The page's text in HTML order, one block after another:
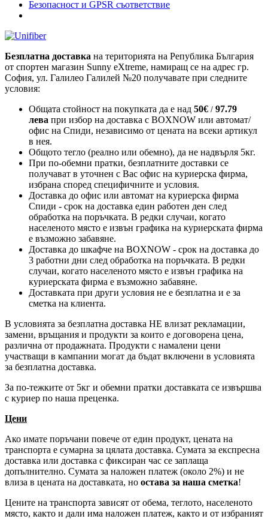
Безопасност и GPSR съответствие
Безплатна доставка на територията на Република България
от спортен магазин Sunny eXtreme, намиращ се на адрес гр.
София, ул. Галилео Галилей №20 получавате при следните
условия:
Общата стойност на покупката да е над 50€ / 97.79
лева при избор на доставка с BOXNOW или автомат/
офис на Спиди, независимо от цената на всеки артикул
в нея.
Общото тегло (реално или обемно), да не надвърля 5кг.
При по-обемни пратки, безплатните доставки се
получават в уточнен с Вас офис на куриерска фирма,
избрана според специфичните и условия.
Доставка до офис или автомат на куриерска фирма
Спиди - срок на доставка един работен ден след
обработка на поръчката. В редки случаи, когато
населеното място е извън графика на куриерската фирма
е възможно забавяне.
Доставка до шкафче на BOXNOW - срок на доставка до
3 работни дни след обработка на поръчката. В редки
случаи, когато населеното място е извън графика на
куриерската фирма е възможно забавяне.
Доставката при други условия не е безплатна и е за
сметка на клиента.
В условията за безплатна доставка НЕ влизат рекламации,
замени, връщания и продукти за които е договорена цена,
различна от продажната. Продукти с намалени цени
участващи в кампании могат да бъдат включени в условията
за безплатна доставка.
За по-тежките от 5кг и обемни пратки доставката се извършва
с куриер по наша преценка.
Цени
Ако имате поръчани повече от един продукт, цената на
транспорта е сумарна за цялата доставка. Сумата за експресна
доставка или доставка с фиксиран час се заплаща
допълнително. Сумата за наложен платеж (около 2%) и не
влиза в цената на доставката, но остава за наша сметка!
Цените на транспорта зависят от обема, теглото, населеното
място, както и дали има наложен платеж, както и от избраният